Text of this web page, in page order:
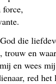
force,
die
trouw en
en wees
red